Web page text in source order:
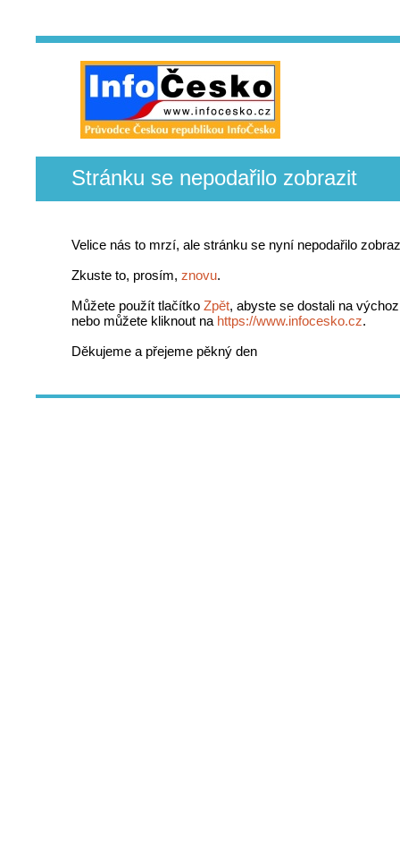
Stránku se nepodařilo zobrazit
Velice nás to mrzí, ale stránku se nyní nepodařilo
Zkuste to, prosím, znovu.
Můžete použít tlačítko Zpět, abyste se dostali na
nebo můžete kliknout na https://www.infocesko.cz.
Děkujeme a přejeme pěkný den